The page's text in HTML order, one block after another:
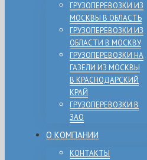
ГРУЗОПЕРЕВОЗКИ ИЗ
МОСКВЫ В ОБЛАСТЬ
ГРУЗОПЕРЕВОЗКИ ИЗ
ОБЛАСТИ В МОСКВУ
ГРУЗОПЕРЕВОЗКИ НА
ГАЗЕЛИ ИЗ МОСКВЫ
В КРАСНОДАРСКИЙ
КРАЙ
ГРУЗОПЕРЕВОЗКИ В
ЗАО
О КОМПАНИИ
КОНТАКТЫ